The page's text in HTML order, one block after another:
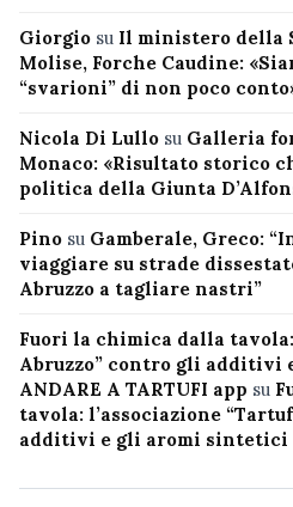
Giorgio su Il ministero della
Molise, Forche Caudine:
“svarioni” di non poco
Nicola Di Lullo su Galleria
Monaco: «Risultato storico
politica della Giunta
Pino su Gamberale, Greco:
viaggiare su strade
Abruzzo a tagliare nastri”
Fuori la chimica dalla
Abruzzo” contro gli
ANDARE A TARTUFI app su
tavola: l’associazione
additivi e gli aromi sintetici